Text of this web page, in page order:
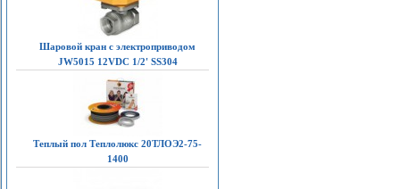
Шаровой кран с электроприводом
JW5015 12VDC 1/2' SS304
Теплый пол Теплолюкс 20ТЛОЭ2-75-
1400